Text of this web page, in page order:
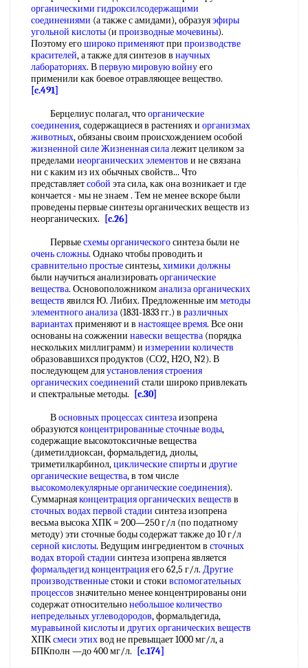
органическими гидроксилсодержащими
соединениями (а также с амидами), образуяэфиры
угольной кислоты (и производные мочевины).
Поэтому егошироко применяютпри производстве
красителей, а также для синтезов в научных
лабораториях. Впервую мировую войнуего
применили как боевое отравляющее вещество.
[c.491]
Берцелиус полагал, чтоорганические
соединения, содержащиеся в растениях и организмах
животных, обязаны своим происхождением особой
жизненной силе Жизненная силалежит целиком за
пределами неорганических элементов и не связана
ни с каким из их обычных свойств... Что
представляетсобой эта сила, как она возникает и где
кончается - мы не знаем . Тем не менее вскоре были
проведены первые синтезы органических веществ из
неорганических.
[c.26]
Первыесхемы органическогосинтеза были не
очень сложны. Однако чтобы проводить и
сравнительно простыесинтезы,химики должны
были научиться анализироватьорганические
вещества. Основоположникоманализа органических
веществ явился Ю. Либих. Предложенные имметоды
элементного анализа (1831-1833 гг.) в различных
вариантахприменяют и в настоящее время. Все они
основаны на сожжении навески вещества (порядка
нескольких миллиграмм) и измерении количеств
образовавшихся продуктов (СО2, Н2О, N2). В
последующем дляустановления строения
органических соединений стали широко привлекать
и спектральные методы.
[c.30]
Восновных процессах синтезаизопрена
образуютсяконцентрированные сточные воды,
содержащие высокотоксичные вещества
(диметилдиоксан, формальдегид, диолы,
триметилкарбинол,циклические спиртыи другие
органические вещества, в том числе
высокомолекулярные органические соединения).
Суммарнаяконцентрация органических веществ в
сточных водахпервой стадии синтеза изопрена
весьма высока ХПК = 200—250 г/л (по податному
методу) эти сточные боды содержат также до 10 г/л
серной кислоты. Ведущим ингредиентом в сточных
водахвторой стадии синтеза изопрена является
формальдегид концентрацияего 62,5 г/л. Другие
производственныестоки и стоки вспомогательных
процессов значительно менее концентрированы они
содержат относительнонебольшое количество
непредельных углеводородов, формальдегида,
муравьиной кислотыи других органических веществ
ХПКсмеси этихвод не превыщает 1000 мг/л, а
БПКполн —до 400 мг/л.
[c.174]